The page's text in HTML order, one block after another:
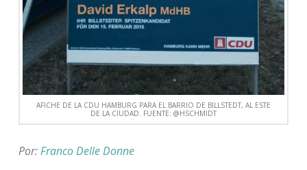
AFICHE DE LA CDU HAMBURG PARA EL BARRIO DE BILLSTEDT, AL ESTE
DE LA CIUDAD. FUENTE: @HSCHMIDT
Por:Franco Delle Donne